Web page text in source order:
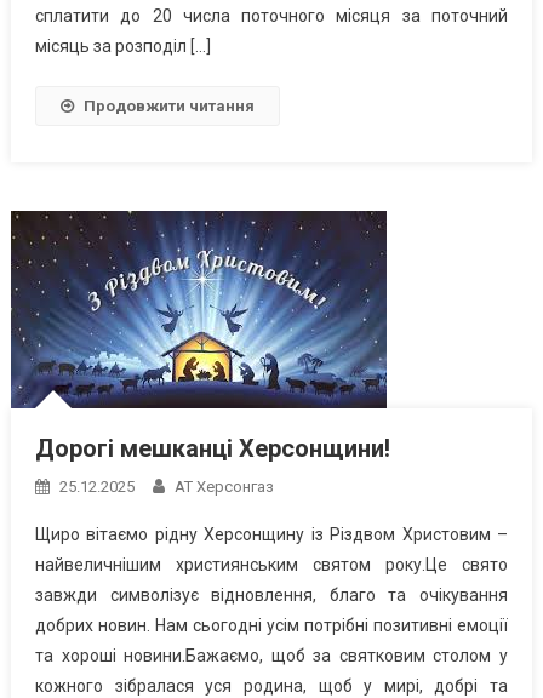
сплатити до 20 числа поточного місяця за поточний
місяць за розподіл […]
Продовжити читання
Дорогі мешканці Херсонщини!
25.12.2025 АТ Херсонгаз
Щиро вітаємо рідну Херсонщину із Різдвом Христовим –
найвеличнішим християнським святом року.Це свято
завжди символізує відновлення, благо та очікування
добрих новин. Нам сьогодні усім потрібні позитивні емоції
та хороші новини.Бажаємо, щоб за святковим столом у
кожного зібралася уся родина, щоб у мирі, добрі та